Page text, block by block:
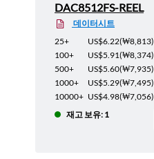
DAC8512FS-REEL
데이터시트
25+
US$6.22(₩8,813)
100+
US$5.91(₩8,374)
500+
US$5.60(₩7,935)
1000+
US$5.29(₩7,495)
10000+ US$4.98(₩7,056)
재고 보유: 1